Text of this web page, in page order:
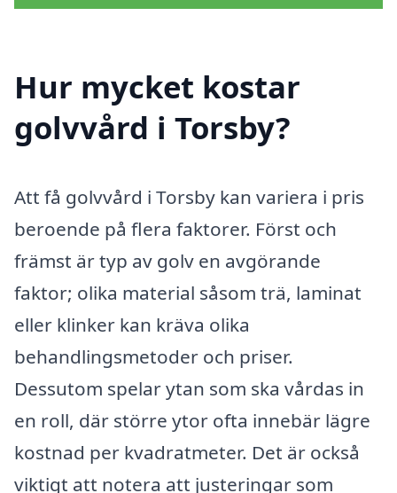
Hur mycket kostar
golvvård i Torsby?
Att få golvvård i Torsby kan variera i pris
beroende på flera faktorer. Först och
främst är typ av golv en avgörande
faktor; olika material såsom trä, laminat
eller klinker kan kräva olika
behandlingsmetoder och priser.
Dessutom spelar ytan som ska vårdas in
en roll, där större ytor ofta innebär lägre
kostnad per kvadratmeter. Det är också
viktigt att notera att justeringar som